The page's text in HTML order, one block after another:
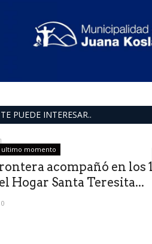
TE PUEDE INTERESAR..
ultimo momento
acompañó en los
Hogar Santa Teresita...
0